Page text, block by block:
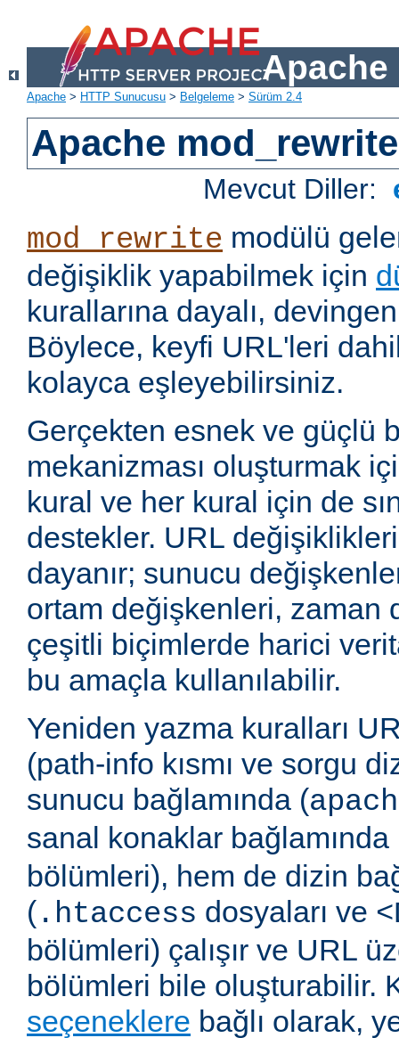
Apache
Apache > HTTP Sunucusu > Belgeleme > Sürüm 2.4
Apache mod_rewrite
Mevcut Diller:
mod_rewrite modülü
değişiklik yapabilmek için
kurallarına dayalı,
Böylece, keyfi URL'leri
kolayca eşleyebilirsiniz.
Gerçekten esnek ve güçlü
mekanizması oluşturmak
kural ve her kural için de
destekler. URL
dayanır; sunucu
ortam değişkenleri, zaman
çeşitli biçimlerde harici
bu amaçla kullanılabilir.
Yeniden yazma kuralları
(path-info kısmı ve sorgu
sunucu bağlamında (
sanal konaklar bağlamında
bölümleri), hem de dizin
( .htaccess dosyaları ve
bölümleri) çalışır ve URL
bölümleri bile oluşturabilir.
seçeneklere bağlı olarak,